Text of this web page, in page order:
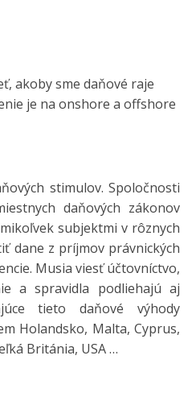
akoby sme daňové raje
je na onshore a offshore
stimulov. Spoločnosti
daňových zákonov
subjektmi v rôznych
dane z príjmov právnických
Musia viesť účtovníctvo,
a spravidla podliehajú aj
tieto daňové výhody
Holandsko, Malta, Cyprus,
Británia, USA …